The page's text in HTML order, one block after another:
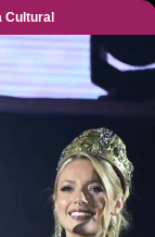
Cultural